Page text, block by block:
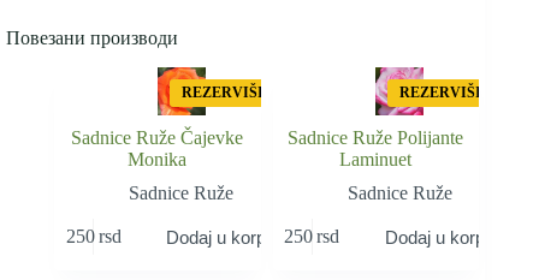
Повезани производи
REZERVIŠI
Sadnice Ruže Čajevke
Monika
Sadnice Ruže
250rsd Dodaj u korpu
REZERVIŠI
Sadnice Ruže Polijante
Laminuet
Sadnice Ruže
250 rsd Dodaj u korpu